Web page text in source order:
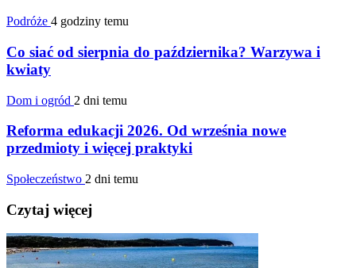
Podróże 4 godziny temu
Co siać od sierpnia do października? Warzywa i
kwiaty
Dom i ogród 2 dni temu
Reforma edukacji 2026. Od września nowe
przedmioty i więcej praktyki
Społeczeństwo 2 dni temu
Czytaj więcej